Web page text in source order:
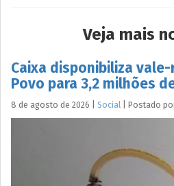
Veja mais
Caixa disponibiliza
Povo para 3,2 milhões
8 de agosto de 2026 Social Postado